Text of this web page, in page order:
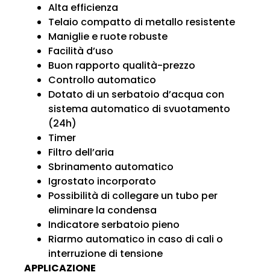
Alta efficienza
Telaio compatto di metallo resistente
Maniglie e ruote robuste
Facilità d’uso
Buon rapporto qualità-prezzo
Controllo automatico
Dotato di un serbatoio d’acqua con
sistema automatico di svuotamento
(24h)
Timer
Filtro dell’aria
Sbrinamento automatico
Igrostato incorporato
Possibilità di collegare un tubo per
eliminare la condensa
Indicatore serbatoio pieno
Riarmo automatico in caso di cali o
interruzione di tensione
APPLICAZIONE